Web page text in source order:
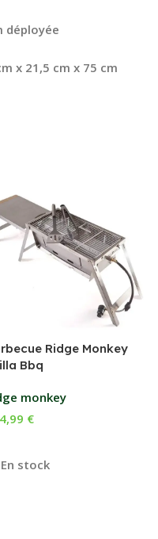
déployée
x 21,5 cm x 75 cm
Ridge Monkey
Bbq
monkey
En stock
€